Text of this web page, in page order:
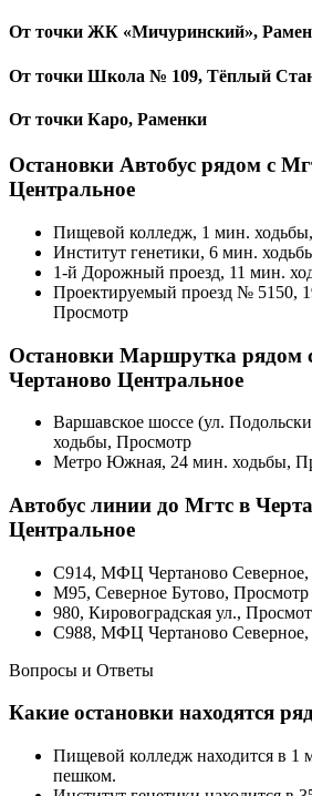
От точки ЖК «Мичуринский»,
От точки Школа № 109, Тёплый
От точки Каро, Раменки
Остановки Автобус рядом с
Центральное
Пищевой колледж, 1 мин.
Институт генетики, 6 мин.
1-й Дорожный проезд, 11 мин.
Проектируемый проезд № 5150,
Просмотр
Остановки Маршрутка рядом
Чертаново Центральное
Варшавское шоссе (ул.
ходьбы, Просмотр
Метро Южная, 24 мин. ходьбы,
Автобус линии до Мгтс в
Центральное
С914, МФЦ Чертаново Северное,
М95, Северное Бутово, Просмотр
980, Кировоградская ул.,
С988, МФЦ Чертаново Северное,
Вопросы и Ответы
Какие остановки находятся
Пищевой колледж находится в 1
пешком.